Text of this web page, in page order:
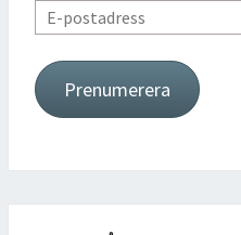
E-
postadress
Prenumerera